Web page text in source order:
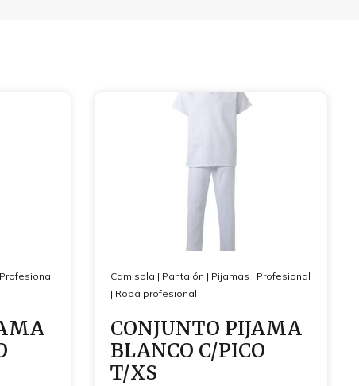
Profesional
Camisola | Pantalón | Pijamas | Profesional
| Ropa profesional
CONJUNTO PIJAMA
BLANCO C/PICO
T/XS